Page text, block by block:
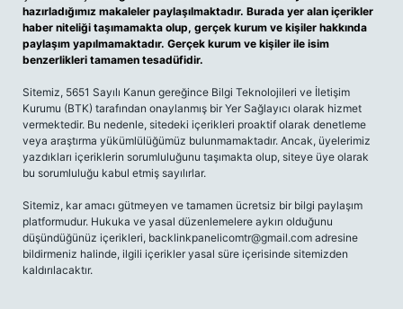
hazırladığımız makaleler paylaşılmaktadır. Burada yer alan içerikler
haber niteliği taşımamakta olup, gerçek kurum ve kişiler hakkında
paylaşım yapılmamaktadır. Gerçek kurum ve kişiler ile isim
benzerlikleri tamamen tesadüfidir.
Sitemiz, 5651 Sayılı Kanun gereğince Bilgi Teknolojileri ve İletişim
Kurumu (BTK) tarafından onaylanmış bir Yer Sağlayıcı olarak hizmet
vermektedir. Bu nedenle, sitedeki içerikleri proaktif olarak denetleme
veya araştırma yükümlülüğümüz bulunmamaktadır. Ancak, üyelerimiz
yazdıkları içeriklerin sorumluluğunu taşımakta olup, siteye üye olarak
bu sorumluluğu kabul etmiş sayılırlar.
Sitemiz, kar amacı gütmeyen ve tamamen ücretsiz bir bilgi paylaşım
platformudur. Hukuka ve yasal düzenlemelere aykırı olduğunu
düşündüğünüz içerikleri, backlinkpanelicomtr@gmail.com adresine
bildirmeniz halinde, ilgili içerikler yasal süre içerisinde sitemizden
kaldırılacaktır.